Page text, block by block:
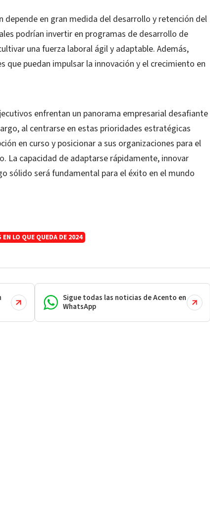
depende en gran medida del desarrollo y retención del
podrían invertir en programas de desarrollo de
una fuerza laboral ágil y adaptable. Además,
puedan impulsar la innovación y el crecimiento en
enfrentan un panorama empresarial desafiante
al centrarse en estas prioridades estratégicas
en curso y posicionar a sus organizaciones para el
La capacidad de adaptarse rápidamente, innovar
sólido será fundamental para el éxito en el mundo
LO QUE QUEDA DE 2024
Sigue todas las noticias de Acento en
WhatsApp